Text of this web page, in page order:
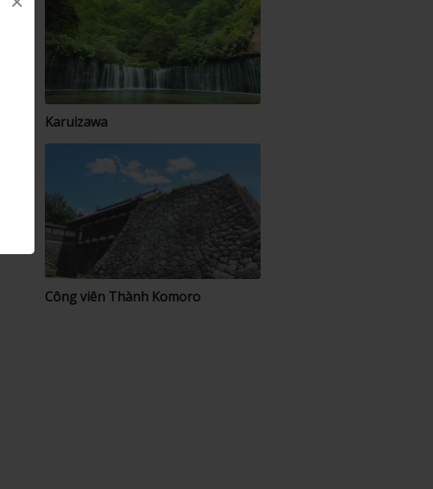
Karuizawa
Công viên Thành Komoro